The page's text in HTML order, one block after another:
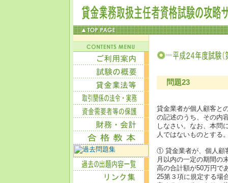
問題23
貸金業者が個人顧客と
の記述のうち、その内
しなさい。なお、本問
人ではないものとする
① 貸金業者が、個人顧
月以内の一定の期間の
高の合計額が50万円で
25第３項に規定する場